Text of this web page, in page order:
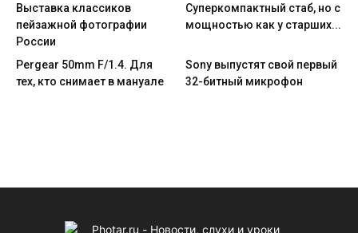
Выставка классиков
пейзажной фотографии
России
Cуперкомпактный стаб, но с
мощностью как у старших...
Pergear 50mm F/1.4. Для
тех, кто снимает в мануале
Sony выпустят свой первый
32-битный микрофон